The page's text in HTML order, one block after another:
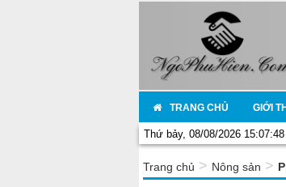
TRANG CHỦ GIỚI
Thứ bảy, 08/08/2026 15:07:48
Trang chủ > Nông sản >